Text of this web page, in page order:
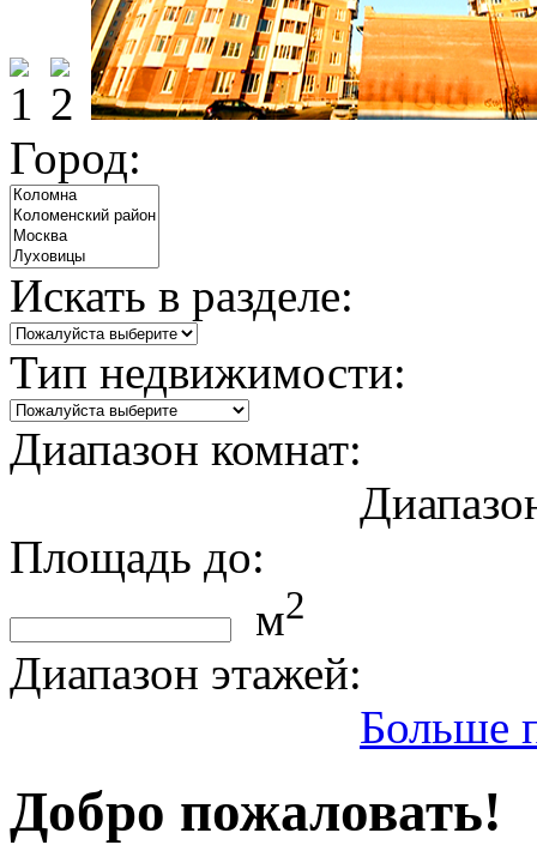
Город:
Искать в разделе:
Тип недвижимости:
Диапазон комнат:
Площадь до:
м2
Диапазон этажей:
Больше
Добро пожаловать!